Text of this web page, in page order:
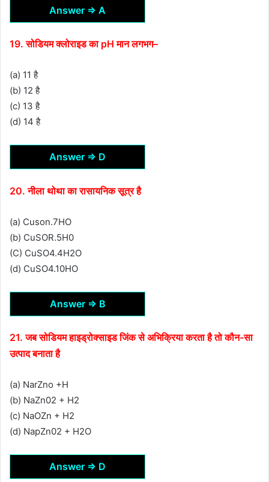
Answer ⇒ A
19. सोडियम क्लोराइड का pH मान लगभग–
(a) 11 है
(b) 12 है
(c) 13 है
(d) 14 है
Answer ⇒ D
20. नीला थोथा का रासायनिक सूत्र है
(a) Cuson.7HO
(b) CuSOR.5H0
(C) CuSO4.4H2O
(d) CuSO4.10HO
Answer ⇒ B
21. जब सोडियम हाइड्रोक्साइड जिंक से अभिक्रिया करता है तो कौन-सा
उत्पाद बनाता है
(a) NarZno +H
(b) NaZn02 + H2
(c) NaOZn + H2
(d) NapZn02 + H2O
Answer ⇒ D